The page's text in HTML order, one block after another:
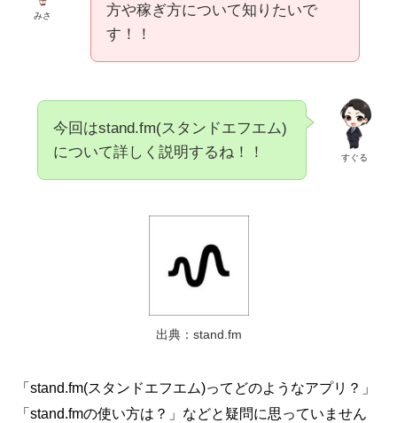
みさ
方や稼ぎ方について知りたいで
す！！
すぐる
今回はstand.fm(スタンドエフエム)
について詳しく説明するね！！
出典：stand.fm
「stand.fm(スタンドエフエム)ってどのようなアプリ？」
「stand.fmの使い方は？」などと疑問に思っていません